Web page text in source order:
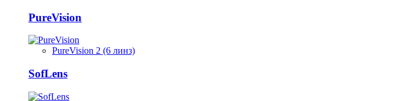
PureVision
PureVision 2 (6 линз)
SofLens